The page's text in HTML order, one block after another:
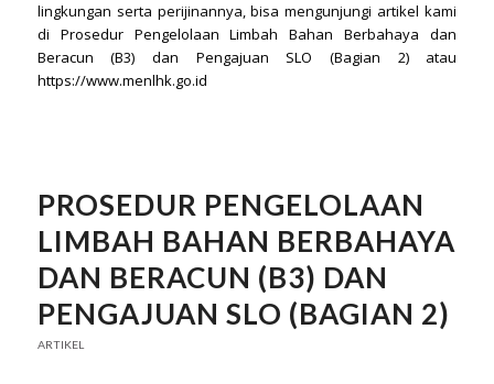
lingkungan serta perijinannya, bisa mengunjungi artikel kami
di Prosedur Pengelolaan Limbah Bahan Berbahaya dan
Beracun (B3) dan Pengajuan SLO (Bagian 2)atau
https://www.menlhk.go.id
PROSEDUR PENGELOLAAN
LIMBAH BAHAN BERBAHAYA
DAN BERACUN (B3) DAN
PENGAJUAN SLO (BAGIAN 2)
ARTIKEL